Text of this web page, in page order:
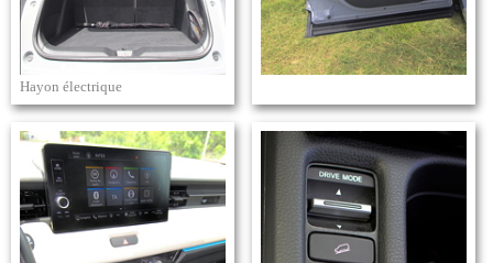
Hayon électrique